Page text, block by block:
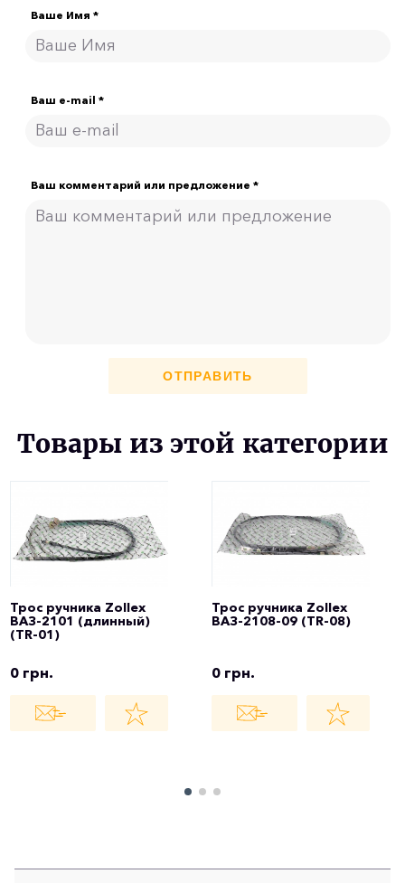
Ваше Имя *
Ваш e-mail *
Ваш комментарий или предложение *
ОТПРАВИТЬ
Товары из этой категории
Трос ручника Zollex
ВАЗ-2101 (длинный)
(TR-01)
0 грн.
Трос ручника Zollex
ВАЗ-2108-09 (TR-08)
0 грн.